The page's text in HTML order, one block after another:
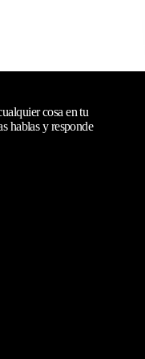
cosa en tu
hablas y responde